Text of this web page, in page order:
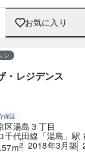
お気に入り
1 / 0
ン
・レジデンス
保証
区湯島３丁目
千代田線「湯島」駅
2 2018年3月築